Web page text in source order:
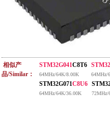
相似产
品/Similar：
STM32G041C8T6
64MHz/64K/8.00K 64MHz/
STM32G071C8U6
64MHz/64K/36.00K 72MHz/